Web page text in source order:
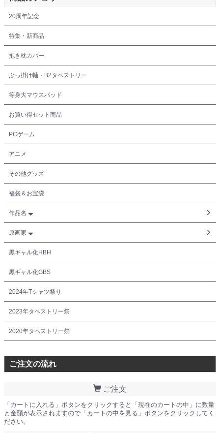
20周年記念
特集・新商品
抱き枕カバー
ぶっ掛け軸・B2タペストリー
等身大マウスパッド
お買い得セット商品
PCゲーム
アニメ
その他グッズ
福袋＆お宝袋
作品名
原画家
黒ギャル化HBH
黒ギャル化GBS
2024年Tシャツ祭り
2023年タペストリー祭
2020年タペストリー祭
ご注文の流れ
ご注文
「カートに入れる」ボタンをクリックすると「現在のカートの中」に数量
と金額が表示されますので「カートの中を見る」ボタンをクリックしてく
ださい。